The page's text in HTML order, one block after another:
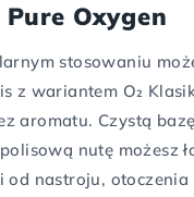
Oxygen
stosowaniu
z wariantem O₂
aromatu. Czystą
nutę możesz
od nastroju,